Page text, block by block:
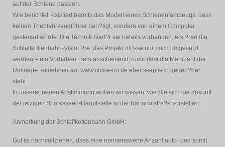
auf der Schiene passiert.
Wie berichtet, existiert bereits das Modell eines Schienenfahrzeugs, dass
keinen Triebfahrzeugf?hrer ben?tigt, sondern von einem Computer
gesteuert w?rde. Die Technik hierf?r sei bereits vorhanden, erkl?ren die
Schleifkottenbahn-Vision?re, das Projekt m?sse nur noch umgesetzt
werden – ein Vorhaben, dem anscheinend zumindest die Mehrzahl der
Umfrage-Teilnehmer auf www.come-on.de eher skeptisch gegen?ber
steht.
In unserer neuen Abstimmung wollen wir wissen, wie Sie sich die Zukunft
der jetzigen Sparkassen-Hauptstelle in der Bahnhofstra?e vorstellen…
Anmerkung der Schleifkottenbahn GmbH:
Gut ist nachvollziehen, dass eine nennenswerte Anzahl auto- und somit